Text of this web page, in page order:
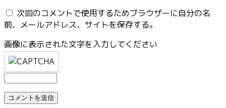
次回のコメントで使用するためブラウザーに自分の名
前、メールアドレス、サイトを保存する。
画像に表示された文字を入力してください